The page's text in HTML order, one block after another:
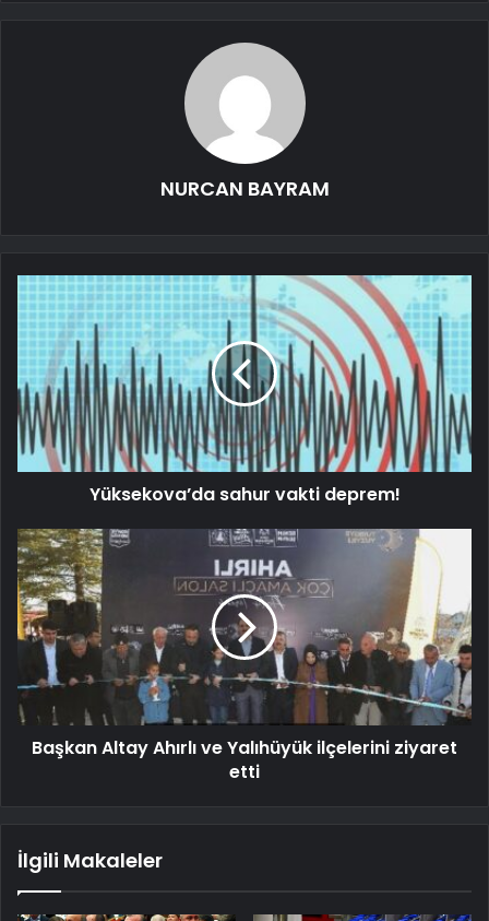
NURCAN BAYRAM
Yüksekova’da sahur vakti deprem!
Başkan Altay Ahırlı ve Yalıhüyük ilçelerini ziyaret
etti
İlgili Makaleler